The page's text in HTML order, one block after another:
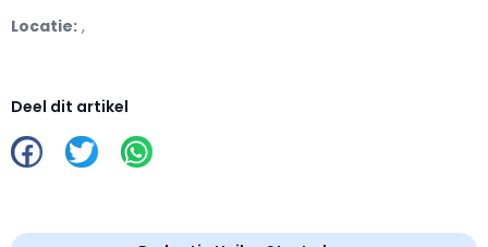
Locatie: ,
Deel dit artikel